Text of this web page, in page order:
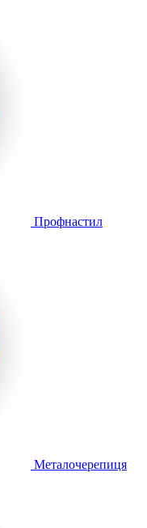
Профнастил
Металочерепиця